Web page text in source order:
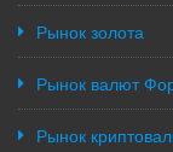
Рынок золота
Рынок валют
Рынок